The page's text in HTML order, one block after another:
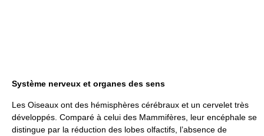
Système nerveux et organes des sens
Les Oiseaux ont des hémisphères cérébraux et un cervelet très
développés. Comparé à celui des Mammifères, leur encéphale se
distingue par la réduction des lobes olfactifs, l’absence de